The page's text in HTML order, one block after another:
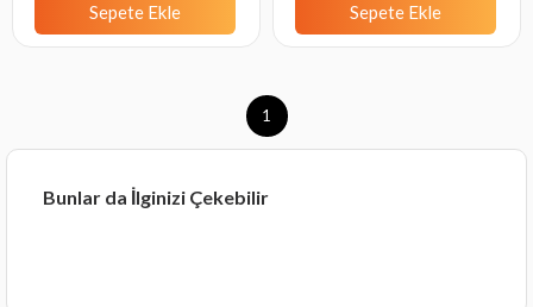
Sepete Ekle Sepete Ekle
1
Bunlar da İlginizi Çekebilir